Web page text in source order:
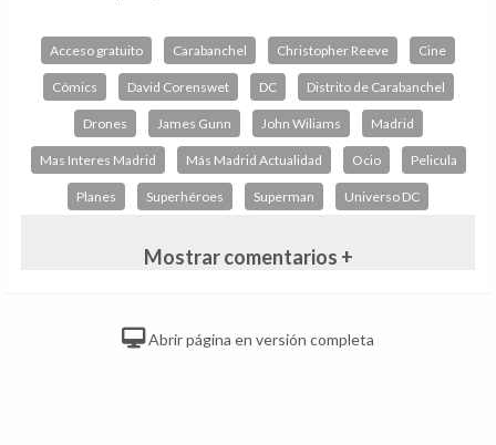
Acceso gratuito Carabanchel Christopher Reeve Cine
Cómics David Corenswet DC Distrito de Carabanchel
Drones James Gunn John Wiliams Madrid
Mas Interes Madrid Más Madrid Actualidad Ocio Pelicula
Planes Superhéroes Superman Universo DC
Mostrar comentarios +
Abrir página en versión completa